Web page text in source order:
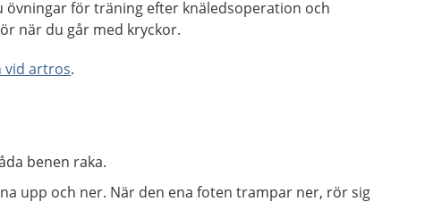
övningar för träning efter knäledsoperation och
när du går med kryckor.
vid artros.
benen raka.
upp och ner. När den ena foten trampar ner, rör sig